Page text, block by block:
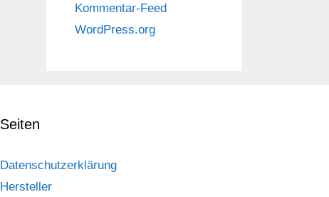
Kommentar-Feed
WordPress.org
Seiten
Datenschutzerklärung
Hersteller